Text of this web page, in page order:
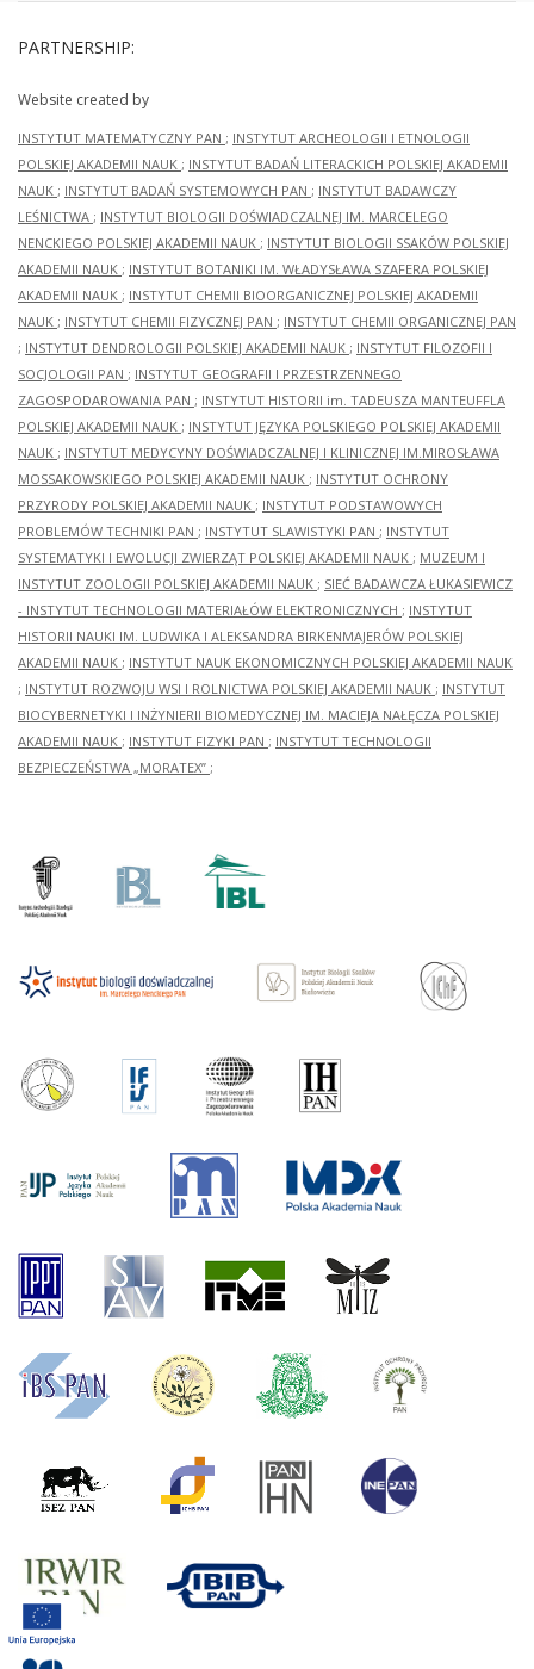
PARTNERSHIP:
Website created by
INSTYTUT MATEMATYCZNY PAN ; INSTYTUT ARCHEOLOGII I ETNOLOGII
POLSKIEJ AKADEMII NAUK ; INSTYTUT BADAŃ LITERACKICH POLSKIEJ AKADEMII
NAUK ; INSTYTUT BADAŃ SYSTEMOWYCH PAN ; INSTYTUT BADAWCZY
LEŚNICTWA ; INSTYTUT BIOLOGII DOŚWIADCZALNEJ IM. MARCELEGO
NENCKIEGO POLSKIEJ AKADEMII NAUK ; INSTYTUT BIOLOGII SSAKÓW POLSKIEJ
AKADEMII NAUK ; INSTYTUT BOTANIKI IM. WŁADYSŁAWA SZAFERA POLSKIEJ
AKADEMII NAUK ; INSTYTUT CHEMII BIOORGANICZNEJ POLSKIEJ AKADEMII
NAUK ; INSTYTUT CHEMII FIZYCZNEJ PAN ; INSTYTUT CHEMII ORGANICZNEJ PAN
; INSTYTUT DENDROLOGII POLSKIEJ AKADEMII NAUK ; INSTYTUT FILOZOFII I
SOCJOLOGII PAN ; INSTYTUT GEOGRAFII I PRZESTRZENNEGO
ZAGOSPODAROWANIA PAN ; INSTYTUT HISTORII im. TADEUSZA MANTEUFFLA
POLSKIEJ AKADEMII NAUK ; INSTYTUT JĘZYKA POLSKIEGO POLSKIEJ AKADEMII
NAUK ; INSTYTUT MEDYCYNY DOŚWIADCZALNEJ I KLINICZNEJ IM.MIROSŁAWA
MOSSAKOWSKIEGO POLSKIEJ AKADEMII NAUK ; INSTYTUT OCHRONY
PRZYRODY POLSKIEJ AKADEMII NAUK ; INSTYTUT PODSTAWOWYCH
PROBLEMÓW TECHNIKI PAN ; INSTYTUT SLAWISTYKI PAN ; INSTYTUT
SYSTEMATYKI I EWOLUCJI ZWIERZĄT POLSKIEJ AKADEMII NAUK ; MUZEUM I
INSTYTUT ZOOLOGII POLSKIEJ AKADEMII NAUK ; SIEĆ BADAWCZA ŁUKASIEWICZ
- INSTYTUT TECHNOLOGII MATERIAŁÓW ELEKTRONICZNYCH ; INSTYTUT
HISTORII NAUKI IM. LUDWIKA I ALEKSANDRA BIRKENMAJERÓW POLSKIEJ
AKADEMII NAUK ; INSTYTUT NAUK EKONOMICZNYCH POLSKIEJ AKADEMII NAUK
; INSTYTUT ROZWOJU WSI I ROLNICTWA POLSKIEJ AKADEMII NAUK ; INSTYTUT
BIOCYBERNETYKI I INŻYNIERII BIOMEDYCZNEJ IM. MACIEJA NAŁĘCZA POLSKIEJ
AKADEMII NAUK ; INSTYTUT FIZYKI PAN ; INSTYTUT TECHNOLOGII
BEZPIECZEŃSTWA „MORATEX” ;